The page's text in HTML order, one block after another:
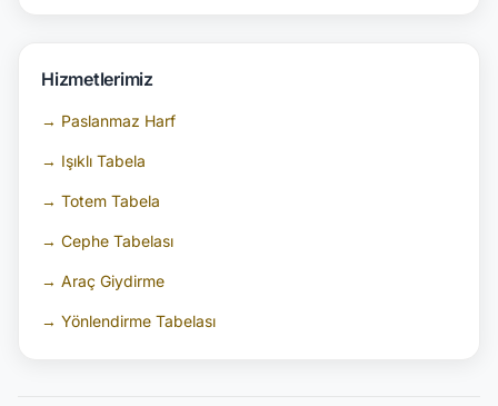
Hizmetlerimiz
→ Paslanmaz Harf
→ Işıklı Tabela
→ Totem Tabela
→ Cephe Tabelası
→ Araç Giydirme
→ Yönlendirme Tabelası